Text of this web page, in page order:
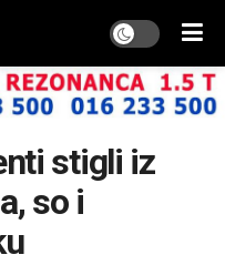
stigli iz
so i